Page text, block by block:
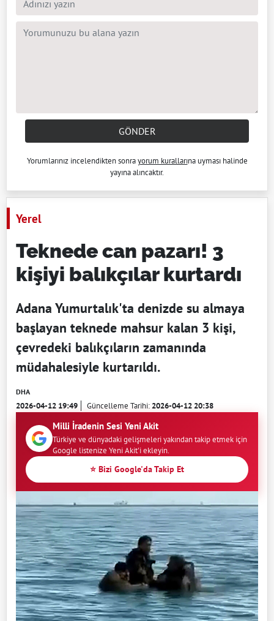
GÖNDER
Yorumlarınız incelendikten sonrayorum kurallarına uyması halinde
yayına alıncaktır.
Yerel
Teknede can pazarı! 3
kişiyi balıkçılar kurtardı
Adana Yumurtalık'ta denizde su almaya
başlayan teknede mahsur kalan 3 kişi,
çevredeki balıkçıların zamanında
müdahalesiyle kurtarıldı.
DHA
2026-04-12 19:49 Güncelleme Tarihi:2026-04-12 20:38
Milli İradenin Sesi Yeni Akit
Türkiye ve dünyadaki gelişmeleri yakından takip etmek için
Google listenize Yeni Akit'i ekleyin.
⭐ Bizi Google'da Takip Et